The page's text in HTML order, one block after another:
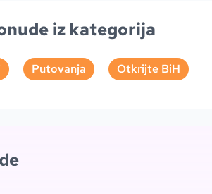
iz kategorija
Putovanja Otkrijte BiH